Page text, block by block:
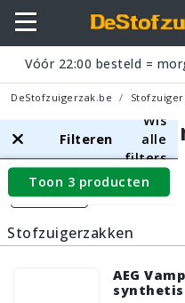
Vóór 22:00 besteld =
DeStofzuigerzak.be
AEG
Filters
Filteren
Wis
alle
filters
Toon 3 producten
Stofzuigerzakken
AEG